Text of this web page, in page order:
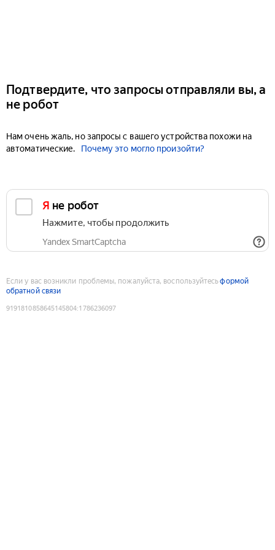
Подтвердите, что запросы отправляли вы, а
не робот
Нам очень жаль, но запросы с вашего устройства похожи на
автоматические.
Почему это могло произойти?
Я не робот
Нажмите, чтобы продолжить
Yandex SmartCaptcha
Если у вас возникли проблемы, пожалуйста, воспользуйтесьформой
обратной связи
9191810858645145804:1786236097